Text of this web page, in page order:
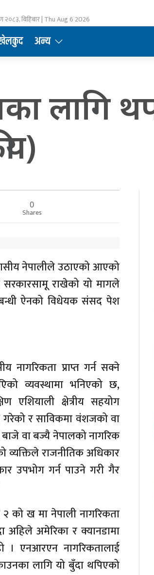
२०८३, बिहिबार | Thu Aug 6 2026
अन्य
लागि
0
Shares
नेपालीले उठाएको आएको
राखेको यो मागले
ऐनको विधेयक संसद पेश
प्राप्त गर्न सक्ने
व्यवस्थामा भनिएको छ,
एशियाली क्षेत्रीय सहयोग
र साविकमा वंशजको वा
वा बज्यै नेपालको नागरिक
व्यक्तिले राजनीतिक अधिकार
उपभोग गर्न पाउने गरी गैर
को ख मा नेपाली नागरिकता
अहिले अमेरिका र क्यानडामा
। एनआरएन नागरिकतालाई
लागि यो बुँदा थपिएको